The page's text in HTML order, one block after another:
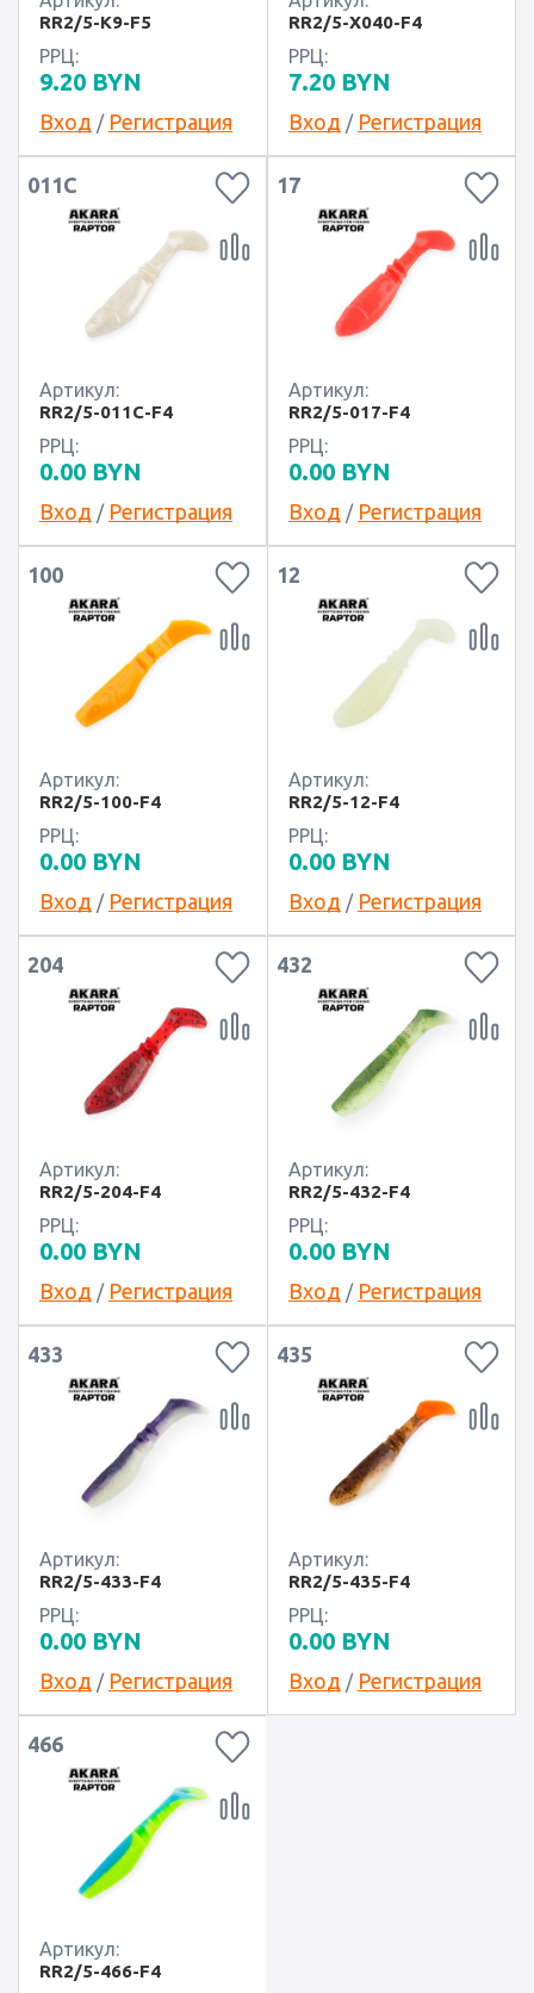
RR2/5-K9-F5
РРЦ:
9.20 BYN
Вход / Регистрация
RR2/5-X040-F4
РРЦ:
7.20 BYN
Вход / Регистрация
011C
Артикул:
RR2/5-011C-F4
РРЦ:
0.00 BYN
Вход / Регистрация
17
Артикул:
RR2/5-017-F4
РРЦ:
0.00 BYN
Вход / Регистрация
100
Артикул:
RR2/5-100-F4
РРЦ:
0.00 BYN
Вход / Регистрация
12
Артикул:
RR2/5-12-F4
РРЦ:
0.00 BYN
Вход / Регистрация
204
Артикул:
RR2/5-204-F4
РРЦ:
0.00 BYN
Вход / Регистрация
432
Артикул:
RR2/5-432-F4
РРЦ:
0.00 BYN
Вход / Регистрация
433
Артикул:
RR2/5-433-F4
РРЦ:
0.00 BYN
Вход / Регистрация
435
Артикул:
RR2/5-435-F4
РРЦ:
0.00 BYN
Вход / Регистрация
466
Артикул:
RR2/5-466-F4